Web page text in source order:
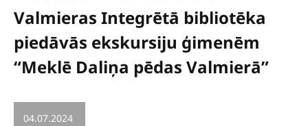
Valmieras Integrētā bibliotēka
piedāvās ekskursiju ģimenēm
“Meklē Daliņa pēdas Valmierā”
04.07.2024